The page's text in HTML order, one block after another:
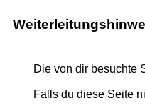
Die von dir besuchte
Falls du diese Seite